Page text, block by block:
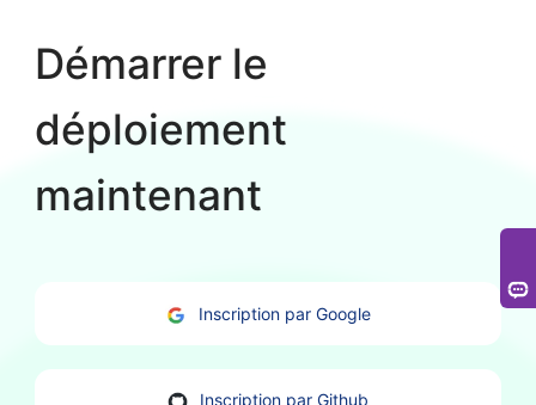
Démarrer le
déploiement
maintenant
Inscription par Google
Inscription par Github